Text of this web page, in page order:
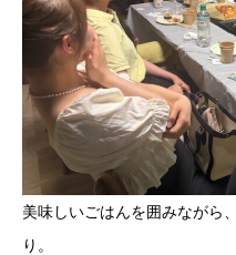
美味しいごはんを囲みながら
り。